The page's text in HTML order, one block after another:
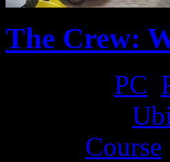
The Crew:
PC
Course